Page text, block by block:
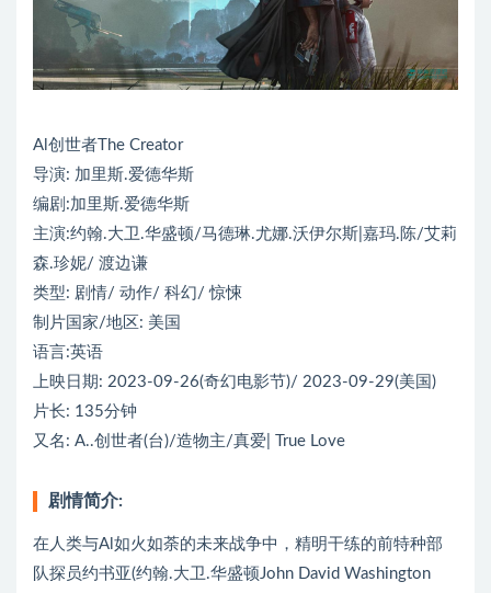
Al创世者The Creator
导演: 加里斯.爱德华斯
编剧:加里斯.爱德华斯
主演:约翰.大卫.华盛顿/马德琳.尤娜.沃伊尔斯|嘉玛.陈/艾莉
森.珍妮/ 渡边谦
类型: 剧情/ 动作/ 科幻/ 惊悚
制片国家/地区: 美国
语言:英语
上映日期: 2023-09-26(奇幻电影节)/ 2023-09-29(美国)
片长: 135分钟
又名: A..创世者(台)/造物主/真爱| True Love
剧情简介:
在人类与Al如火如荼的未来战争中，精明干练的前特种部
队探员约书亚(约翰.大卫.华盛顿John David Washington